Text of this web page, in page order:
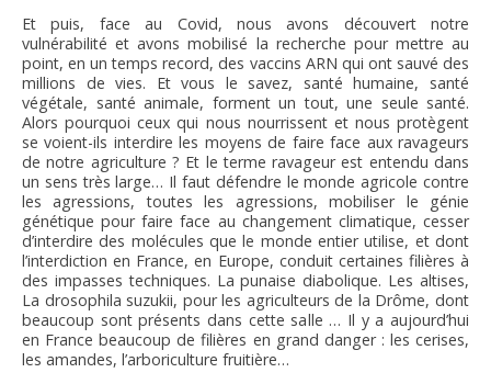
Et puis, face au Covid, nous avons découvert notre
vulnérabilité et avons mobilisé la recherche pour mettre au
point, en un temps record, des vaccins ARN qui ont sauvé des
millions de vies. Et vous le savez, santé humaine, santé
végétale, santé animale, forment un tout, une seule santé.
Alors pourquoi ceux qui nous nourrissent et nous protègent
se voient-ils interdire les moyens de faire face aux ravageurs
de notre agriculture ? Et le terme ravageur est entendu dans
un sens très large… Il faut défendre le monde agricole contre
les agressions, toutes les agressions, mobiliser le génie
génétique pour faire face au changement climatique, cesser
d’interdire des molécules que le monde entier utilise, et dont
l’interdiction en France, en Europe, conduit certaines filières à
des impasses techniques. La punaise diabolique. Les altises,
La drosophila suzukii, pour les agriculteurs de la Drôme, dont
beaucoup sont présents dans cette salle … Il y a aujourd’hui
en France beaucoup de filières en grand danger : les cerises,
les amandes, l’arboriculture fruitière…